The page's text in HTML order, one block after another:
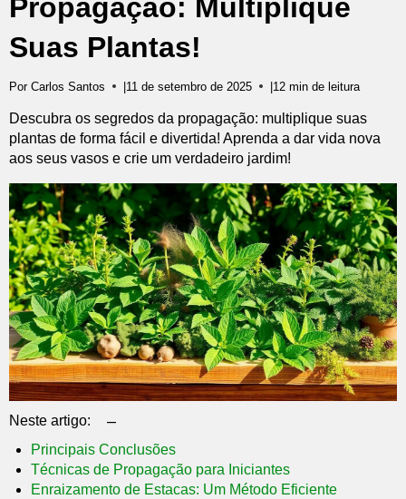
Propagação: Multiplique
Suas Plantas!
Por Carlos Santos |11 de setembro de 2025 |12 min de leitura
Descubra os segredos da propagação: multiplique suas
plantas de forma fácil e divertida! Aprenda a dar vida nova
aos seus vasos e crie um verdadeiro jardim!
Neste artigo: –
Principais Conclusões
Técnicas de Propagação para Iniciantes
Enraizamento de Estacas: Um Método Eficiente